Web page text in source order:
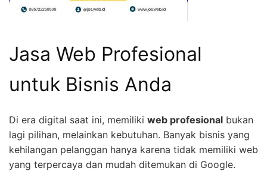
Jasa Web Profesional
untuk Bisnis Anda
Di era digital saat ini, memiliki web profesional bukan
lagi pilihan, melainkan kebutuhan. Banyak bisnis yang
kehilangan pelanggan hanya karena tidak memiliki web
yang terpercaya dan mudah ditemukan di Google.